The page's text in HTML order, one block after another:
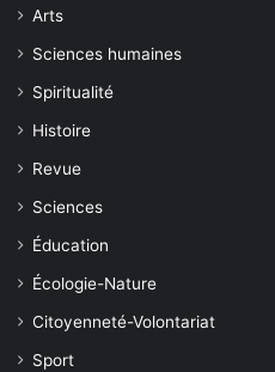
Arts
Sciences humaines
Spiritualité
Histoire
Revue
Sciences
Éducation
Écologie-Nature
Citoyenneté-Volontariat
Sport